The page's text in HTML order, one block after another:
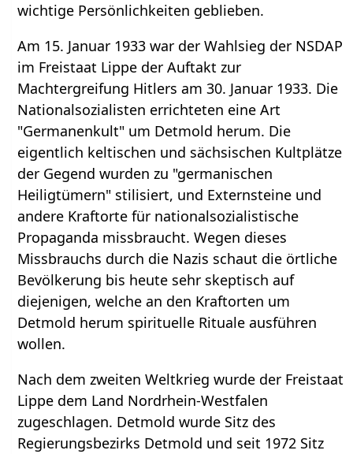
wichtige Persönlichkeiten geblieben.
Am 15. Januar 1933 war der Wahlsieg der NSDAP
im Freistaat Lippe der Auftakt zur
Machtergreifung Hitlers am 30. Januar 1933. Die
Nationalsozialisten errichteten eine Art
"Germanenkult" um Detmold herum. Die
eigentlich keltischen und sächsischen Kultplätze
der Gegend wurden zu "germanischen
Heiligtümern" stilisiert, und Externsteine und
andere Kraftorte für nationalsozialistische
Propaganda missbraucht. Wegen dieses
Missbrauchs durch die Nazis schaut die örtliche
Bevölkerung bis heute sehr skeptisch auf
diejenigen, welche an den Kraftorten um
Detmold herum spirituelle Rituale ausführen
wollen.
Nach dem zweiten Weltkrieg wurde der Freistaat
Lippe dem Land Nordrhein-Westfalen
zugeschlagen. Detmold wurde Sitz des
Regierungsbezirks Detmold und seit 1972 Sitz